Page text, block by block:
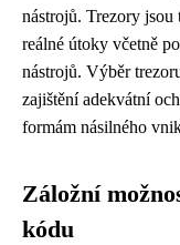
nástrojů. Trezory
reálné útoky včetně
nástrojů. Výběr
zajištění adekvátní
formám násilného
Záložní
kódu